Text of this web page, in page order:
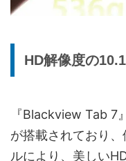
HD解像度の
『Blackview Tab 7
が搭載されており
ルにより、美しい